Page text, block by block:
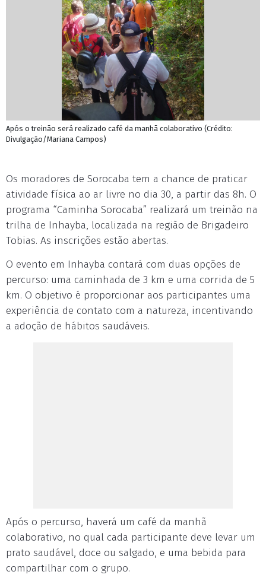
Após o treinão será realizado café da manhã colaborativo (Crédito:
Divulgação/Mariana Campos)
Os moradores de Sorocaba tem a chance de praticar
atividade física ao ar livre no dia 30, a partir das 8h. O
programa “Caminha Sorocaba” realizará um treinão na
trilha de Inhayba, localizada na região de Brigadeiro
Tobias. As inscrições estão abertas.
O evento em Inhayba contará com duas opções de
percurso: uma caminhada de 3 km e uma corrida de 5
km. O objetivo é proporcionar aos participantes uma
experiência de contato com a natureza, incentivando
a adoção de hábitos saudáveis.
Após o percurso, haverá um café da manhã
colaborativo, no qual cada participante deve levar um
prato saudável, doce ou salgado, e uma bebida para
compartilhar com o grupo.